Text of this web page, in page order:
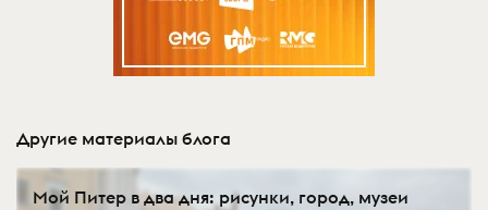
Другие материалы блога
Мой Питер в два дня: рисунки, город, музеи